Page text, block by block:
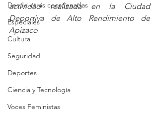
Desde otras coordenadas
Especiales
Cultura
Seguridad
Deportes
Ciencia y Tecnología
Voces Feministas
actividad realizada en la Ciudad
Deportiva de Alto Rendimiento de
Apizaco